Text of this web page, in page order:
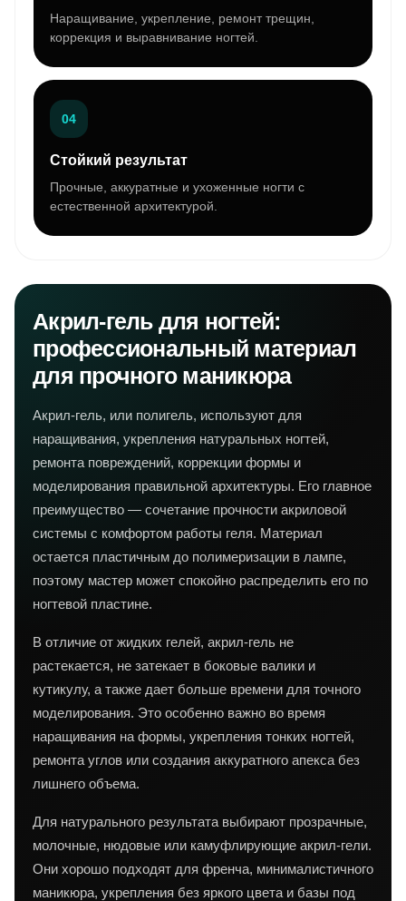
Наращивание, укрепление, ремонт трещин,
коррекция и выравнивание ногтей.
04
Стойкий результат
Прочные, аккуратные и ухоженные ногти с
естественной архитектурой.
Акрил-гель для ногтей:
профессиональный материал
для прочного маникюра
Акрил-гель, или полигель, используют для
наращивания, укрепления натуральных ногтей,
ремонта повреждений, коррекции формы и
моделирования правильной архитектуры. Его главное
преимущество — сочетание прочности акриловой
системы с комфортом работы геля. Материал
остается пластичным до полимеризации в лампе,
поэтому мастер может спокойно распределить его по
ногтевой пластине.
В отличие от жидких гелей, акрил-гель не
растекается, не затекает в боковые валики и
кутикулу, а также дает больше времени для точного
моделирования. Это особенно важно во время
наращивания на формы, укрепления тонких ногтей,
ремонта углов или создания аккуратного апекса без
лишнего объема.
Для натурального результата выбирают прозрачные,
молочные, нюдовые или камуфлирующие акрил-гели.
Они хорошо подходят для френча, минималистичного
маникюра, укрепления без яркого цвета и базы под